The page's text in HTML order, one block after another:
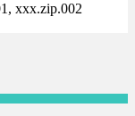
xxx.zip.002